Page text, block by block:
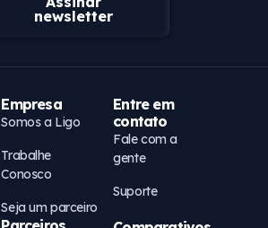
newsletter
Empresa
Somos a Ligo
Trabalhe
Conosco
Seja um parceiro
Entre em
contato
Fale com a
gente
Suporte